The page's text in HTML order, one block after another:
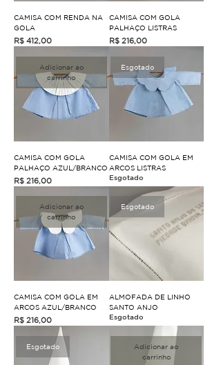
CAMISA COM RENDA NA
GOLA
Preço
R$ 412,00
CAMISA COM GOLA
PALHAÇO LISTRAS
Preço
R$ 216,00
Adicionar ao
carrinho
CAMISA COM GOLA
PALHAÇO AZUL/BRANCO
Preço
R$ 216,00
Esgotado
CAMISA COM GOLA EM
ARCOS LISTRAS
Esgotado
Adicionar ao
carrinho
CAMISA COM GOLA EM
ARCOS AZUL/BRANCO
Preço
R$ 216,00
Esgotado
ALMOFADA DE LINHO
SANTO ANJO
Esgotado
Esgotado
Adicionar ao
carrinho